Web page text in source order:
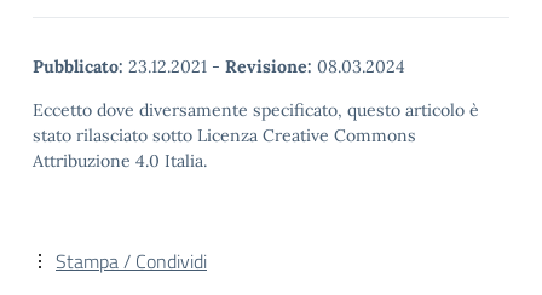
Pubblicato: 23.12.2021 - Revisione: 08.03.2024
Eccetto dove diversamente specificato, questo articolo è
stato rilasciato sotto Licenza Creative Commons
Attribuzione 4.0 Italia.
Stampa / Condividi